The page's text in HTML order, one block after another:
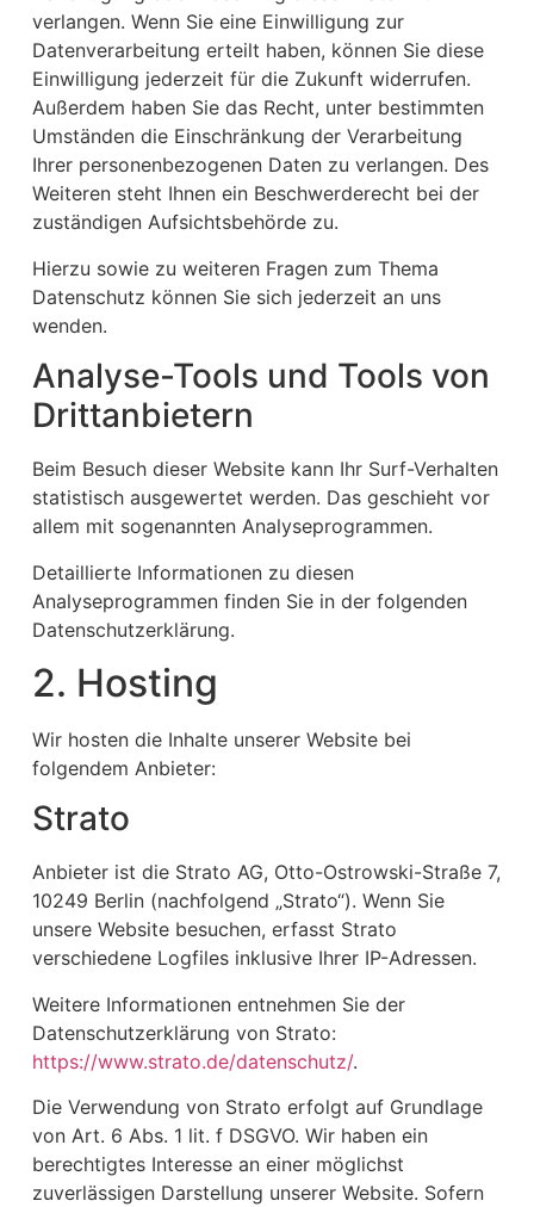
verlangen. Wenn Sie eine Einwilligung zur
Datenverarbeitung erteilt haben, können Sie diese
Einwilligung jederzeit für die Zukunft widerrufen.
Außerdem haben Sie das Recht, unter bestimmten
Umständen die Einschränkung der Verarbeitung
Ihrer personenbezogenen Daten zu verlangen. Des
Weiteren steht Ihnen ein Beschwerderecht bei der
zuständigen Aufsichtsbehörde zu.
Hierzu sowie zu weiteren Fragen zum Thema
Datenschutz können Sie sich jederzeit an uns
wenden.
Analyse-Tools und Tools von
Dritt­anbietern
Beim Besuch dieser Website kann Ihr Surf-Verhalten
statistisch ausgewertet werden. Das geschieht vor
allem mit sogenannten Analyseprogrammen.
Detaillierte Informationen zu diesen
Analyseprogrammen finden Sie in der folgenden
Datenschutzerklärung.
2. Hosting
Wir hosten die Inhalte unserer Website bei
folgendem Anbieter:
Strato
Anbieter ist die Strato AG, Otto-Ostrowski-Straße 7,
10249 Berlin (nachfolgend „Strato“). Wenn Sie
unsere Website besuchen, erfasst Strato
verschiedene Logfiles inklusive Ihrer IP-Adressen.
Weitere Informationen entnehmen Sie der
Datenschutzerklärung von Strato:
https://www.strato.de/datenschutz/.
Die Verwendung von Strato erfolgt auf Grundlage
von Art. 6 Abs. 1 lit. f DSGVO. Wir haben ein
berechtigtes Interesse an einer möglichst
zuverlässigen Darstellung unserer Website. Sofern